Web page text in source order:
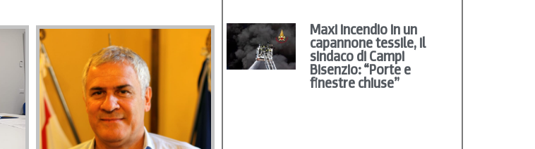
Maxi incendio in un
capannone tessile, il
sindaco di Campi
Bisenzio: “Porte e
finestre chiuse”